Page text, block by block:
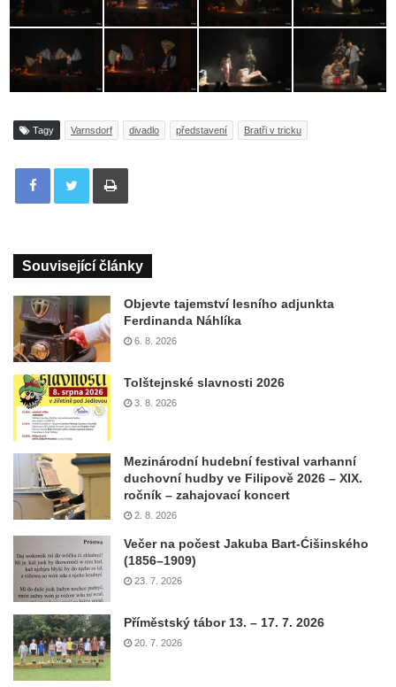
Tagy Varnsdorf divadlo představení Bratři v tricku
Tisknout
Související články
Objevte tajemství lesního adjunkta
Ferdinanda Náhlíka
6. 8. 2026
Tolštejnské slavnosti 2026
3. 8. 2026
Mezinárodní hudební festival varhanní
duchovní hudby ve Filipově 2026 – XIX.
ročník – zahajovací koncert
2. 8. 2026
Večer na počest Jakuba Bart-Ćišinského
(1856–1909)
23. 7. 2026
Příměstský tábor 13. – 17. 7. 2026
20. 7. 2026